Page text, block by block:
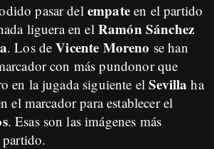
pasar delempateen el partido
liguera en el Ramón Sánchez
. Los de Vicente Moreno se han
con más pundonor que
en la jugada siguiente elSevillaha
el marcador para establecer el
. Esas son las imágenes más
partido.